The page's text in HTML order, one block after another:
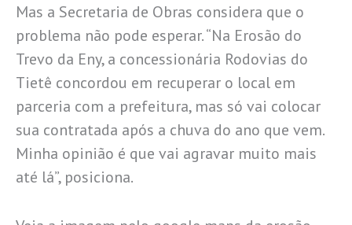
Mas a Secretaria de Obras considera que o
problema não pode esperar. “Na Erosão do
Trevo da Eny, a concessionária Rodovias do
Tietê concordou em recuperar o local em
parceria com a prefeitura, mas só vai colocar
sua contratada após a chuva do ano que vem.
Minha opinião é que vai agravar muito mais
até lá”, posiciona.